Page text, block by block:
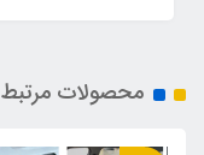
محصولات مرتبط